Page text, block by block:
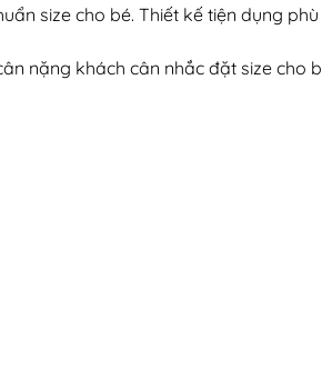
size cho bé. Thiết kế tiện dụng
nặng khách cân nhắc đặt size cho